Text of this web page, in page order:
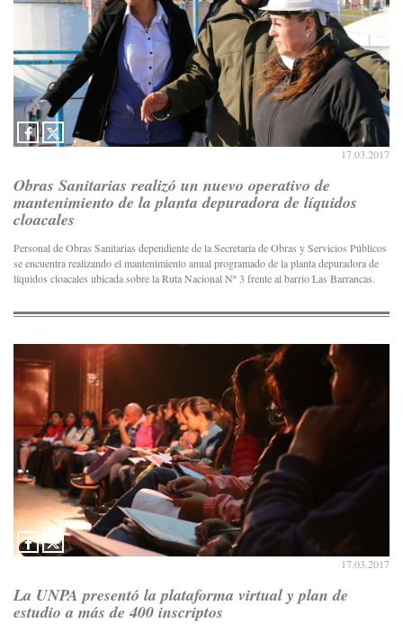
17.03.2017
Obras Sanitarias realizó un nuevo operativo de
mantenimiento de la planta depuradora de líquidos
cloacales
Personal de Obras Sanitarias dependiente de la Secretaría de Obras y Servicios Públicos
se encuentra realizando el mantenimiento anual programado de la planta depuradora de
líquidos cloacales ubicada sobre la Ruta Nacional Nº 3 frente al barrio Las Barrancas.
17.03.2017
La UNPA presentó la plataforma virtual y plan de
estudio a más de 400 inscriptos